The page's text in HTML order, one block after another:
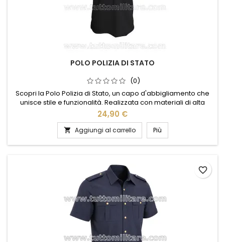
POLO POLIZIA DI STATO
(0)
Scopri la Polo Polizia di Stato, un capo d'abbigliamento che
unisce stile e funzionalità. Realizzata con materiali di alta
qualità, questa polo offre comfort e resistenza, ideale per
l'uso quotidiano. Il design elegante, arricchito dal logo
ufficiale, conferisce un tocco di autorità e professionalità.
Perfetta per chi desidera un look distintivo e...
24,90 €
 Aggiungi al carrello Più
favorite_border